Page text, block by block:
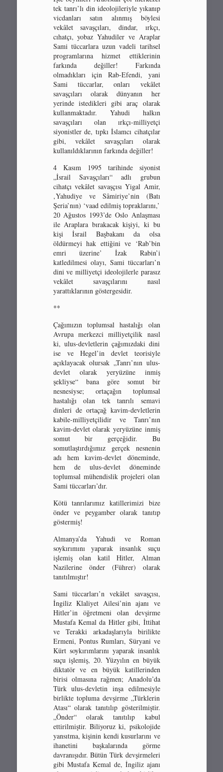
tek tanrı’lı din ideolojileriyle yıkanıp
vicdanları satın alınmış böylesi
vekâlet savaşçıları, dindar, ırkçı,
cıhatçı, yobaz Yahudiler ve Araplar
Sami tüccarlara uzun vadeli tarihsel
programlarına hizmet ettiklerinin
farkında değiller! Farkında
olmadıkları için Rab-Efendi, yani
Sami tüccarlar, onları vekâlet
savaşçıları olarak dünyanın her
yerinde istedikleri gibi araç olarak
kullanmaktadır. Yahudi halkın
savaşçıları olan ırkçı-milliyetçi
siyonistler de, tıpkı İslamcı cihatçılar
gibi, vekâlet savaşçıları olarak
kullanıldıklarının farkında değiller!
4 Kasım 1995 tarihinde siyonist
„İsrail Savaşçıları“ adlı grubun
cihatçı vekâlet savaşçısı Yigal Amir,
‚Yahudiye ve Sâmiriye’nin (Batı
Şeria’nın) ‘vaad edilmiş topraklarını,’
20 Ağustos 1993’de Oslo Anlaşması
ile Araplara bırakacak kişiyi, ki bu
kişi İsrail Başbakanı da olsa
öldürmeyi hak ettiğini ve ‘Rab’bin
emri üzerine’ İzak Rabin’i
katledilmesi olayı, Sami tüccarları’n
dini ve milliyetçi ideolojilerle parasız
vekâlet savaşçılarını nasıl
yarattıklarının göstergesidir.
**
Çağımızın toplumsal hastalığı olan
Avrupa merkezci milliyetçilik nasıl
ki, ulus-devletlerin çağımızdaki dini
ise ve Hegel’in devlet teorisiyle
açıklayacak olursak „Tanrı’nın ulus-
devlet olarak yeryüzüne inmiş
şekliyse“ bana göre somut bir
nesnesiyse; ortaçağın toplumsal
hastalığı olan tek tanrılı semavi
dinleri de ortaçağ kavim-devletlerin
kabile-milliyetçilidir ve Tanrı’nın
kavim-devlet olarak yeryüzüne inmiş
somut bir gerçeğidir. Bu
somutlaştırdığımız gerçek nesnenin
adı hem kavim-devlet döneminde,
hem de ulus-devlet döneminde
toplumsal mühendislik projeleri olan
Sami tüccarları’dır.
Kötü tanrılarımız katillerimizi bize
önder ve peygamber olarak tanıtıp
göstermiş!
Almanya’da Yahudi ve Roman
soykırımını yaparak insanlık suçu
işlemiş olan katil Hitler, Alman
Nazilerine önder (Führer) olarak
tanıtılmıştır!
Sami tüccarları’n vekâlet savaşçısı,
İngiliz Klaliyet Ailesi’nin ajanı ve
Hitler’in öğretmeni olan devşirme
Mustafa Kemal da Hitler gibi, İttihat
ve Terakki arkadaşlarıyla birilikte
Ermeni, Pontus Rumları, Süryani ve
Kürt soykırımlarını yaparak insanlık
suçu işlemiş, 20. Yüzyılın en büyük
diktatör ve en büyük katillerinden
birisi olmasına rağmen; Anadolu’da
Türk ulus-devletin inşa edilmesiyle
birlikte topluma devşirme „Türklerin
Atası“ olarak tanıtılıp gösterilmiştir.
„Önder“ olarak tanıtılıp kabul
ettirilmiştir. Biliyoruz ki, psikolojide
yansıtma, kişinin kendi kusurlarını ve
ihanetini başkalarında görme
davranışıdır. Bütün Türk devşirmeleri
gibi Mustafa Kemal de, İngiliz ajanı